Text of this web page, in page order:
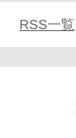
RSS一覧